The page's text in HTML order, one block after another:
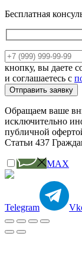
Бесплатная
кнопку, вы даете
и соглашаетесь c
Обращаем ваше
исключительно
публичной
Статьи 437
MAX
Telegram